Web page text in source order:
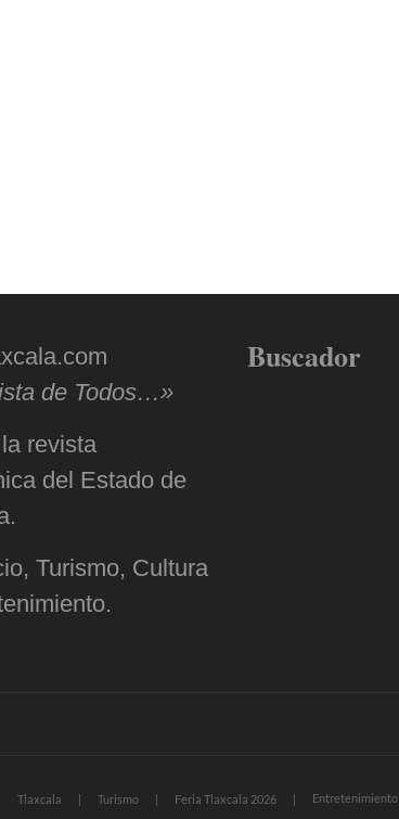
de Todos…»
revista
del Estado de
Turismo, Cultura
Buscador
Tlaxcala Turismo Feria Tlaxcala 2026 Entretenimiento